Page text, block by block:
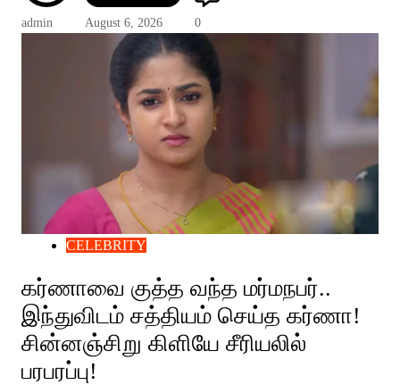
admin August 6, 2026 0
CELEBRITY
கர்ணாவை குத்த வந்த மர்மநபர்..
இந்துவிடம் சத்தியம் செய்த கர்ணா!
சின்னஞ்சிறு கிளியே சீரியலில்
பரபரப்பு!